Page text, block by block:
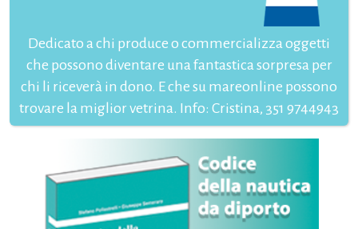
Dedicato a chi produce o commercializza oggetti
che possono diventare una fantastica sorpresa per
chi li riceverà in dono. E che su mareonline possono
trovare la miglior vetrina. Info: Cristina, 351 9744943